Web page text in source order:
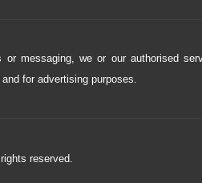
messaging, we or our authorised
for advertising purposes.
reserved.